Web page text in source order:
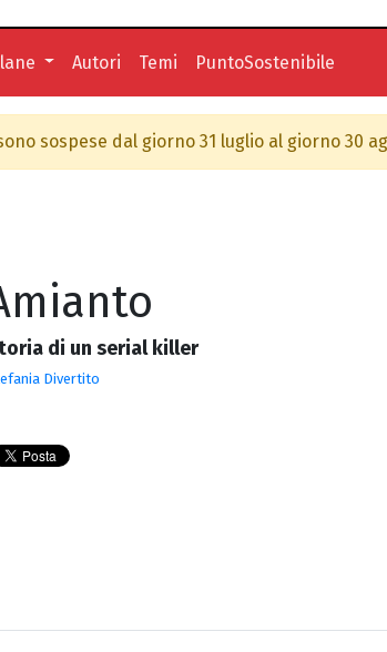
Autori Temi PuntoSostenibile
sospese dal giorno 31 luglio al giorno 30
di un serial killer
Divertito